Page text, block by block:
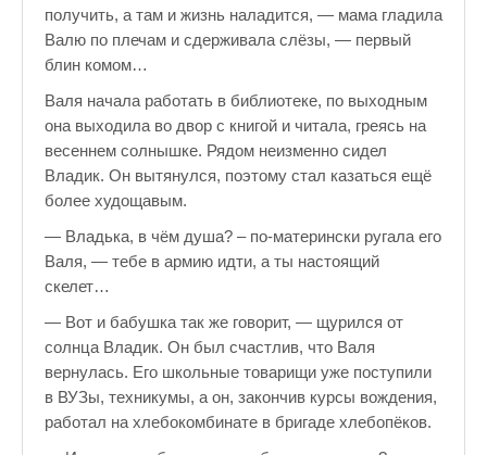
получить, а там и жизнь наладится, — мама гладила
Валю по плечам и сдерживала слёзы, — первый
блин комом…
Валя начала работать в библиотеке, по выходным
она выходила во двор с книгой и читала, греясь на
весеннем солнышке. Рядом неизменно сидел
Владик. Он вытянулся, поэтому стал казаться ещё
более худощавым.
— Владька, в чём душа? – по-матерински ругала его
Валя, — тебе в армию идти, а ты настоящий
скелет…
— Вот и бабушка так же говорит, — щурился от
солнца Владик. Он был счастлив, что Валя
вернулась. Его школьные товарищи уже поступили
в ВУЗы, техникумы, а он, закончив курсы вождения,
работал на хлебокомбинате в бригаде хлебопёков.